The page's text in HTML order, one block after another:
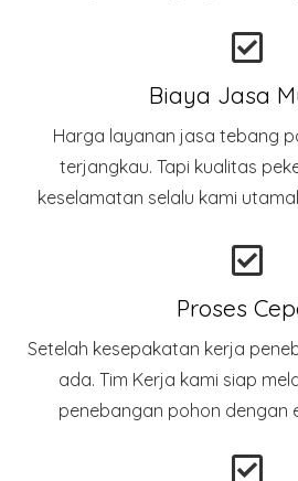
Biaya Jasa
Harga layanan jasa tebang
terjangkau. Tapi kualitas
keselamatan selalu kami
Proses
Setelah kesepakatan kerja
ada. Tim Kerja kami siap
penebangan pohon dengan